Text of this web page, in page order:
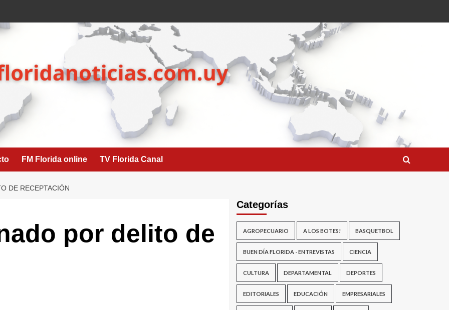
FM Florida online TV Florida Canal
DE RECEPTACIÓN
por delito de
Categorías
AGROPECUARIO A LOS BOTES! BASQUETBOL
BUEN DÍA FLORIDA - ENTREVISTAS CIENCIA
CULTURA DEPARTAMENTAL DEPORTES
EDITORIALES EDUCACIÓN EMPRESARIALES